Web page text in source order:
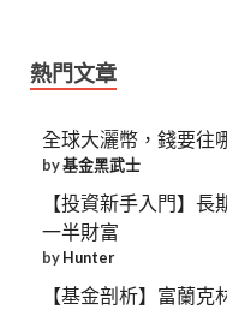
熱門文章
全球大灑幣，錢要往
by基金黑武士
【投資新手入門】
一半財富
byHunter
【基金剖析】富蘭